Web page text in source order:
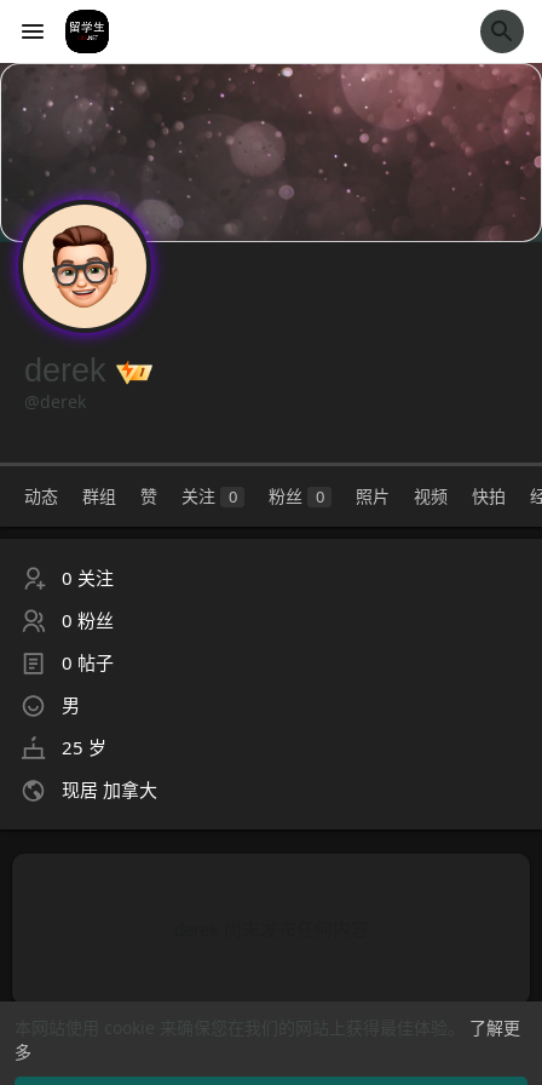
了解更
多
经验市
derek
@derek
动态 群组 赞 关注 0 粉丝 0 照片 视频 快拍
0 关注
0 粉丝
0 帖子
男
25 岁
现居 加拿大